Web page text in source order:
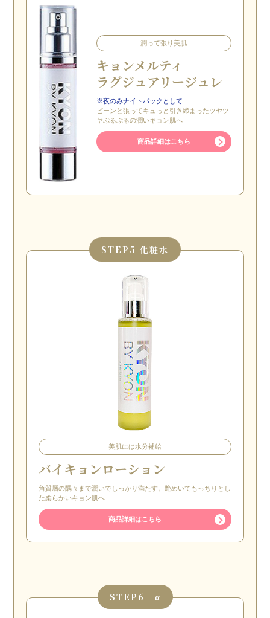
潤って張り美肌
キョンメルティ
ラグジュアリージュレ
※夜のみナイトパックとして
ピーンと張ってキュっと引き締まったツヤツ
ヤぷるぷるの潤いキョン肌へ
商品詳細はこちら
STEP 5 化粧水
美肌には水分補給
バイキョンローション
角質層の隅々まで潤いでしっかり満たす。艶めいてもっちりとし
た柔らかいキョン肌へ
商品詳細はこちら
STEP 6 +α